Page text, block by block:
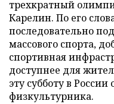
трехкратный
Карелин. По его
последовательно
массового спорта,
спортивная
доступнее для
эту субботу в
физкультурника.